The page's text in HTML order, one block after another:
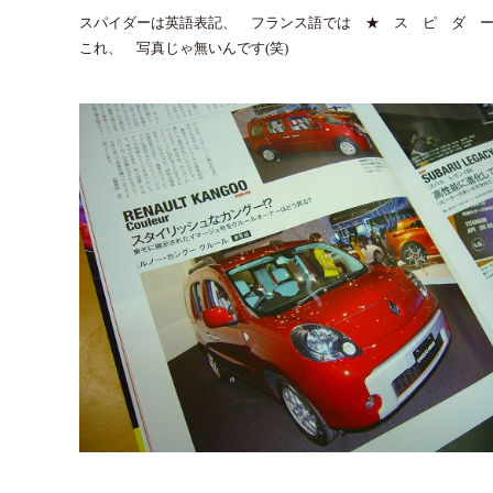
スパイダーは英語表記、 フランス語では ★ ス ピ
これ、 写真じゃ無いんです(笑)